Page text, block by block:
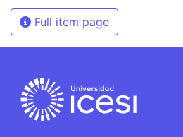
Full item page